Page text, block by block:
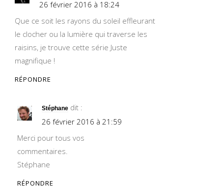
26 février 2016 à 18:24
Que ce soit les rayons du soleil effleurant
le clocher ou la lumière qui traverse les
raisins, je trouve cette série Juste
magnifique !
RÉPONDRE
Stéphane dit :
26 février 2016 à 21:59
Merci pour tous vos
commentaires.
Stéphane
RÉPONDRE